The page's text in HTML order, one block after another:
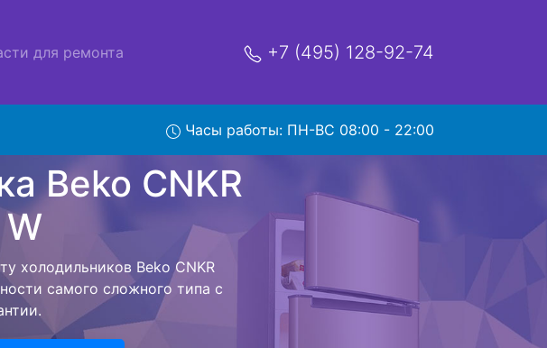
для ремонта +7 (495) 128-92-74
Часы работы: ПН-ВС 08:00 - 22:00
тратил свое время и деньги на
холодильник Beko CNKR
холодильника Beko CNKR
центра, тем самым Вам не
Перед тем как холодильная
работ и в дальнейшем
- Доставка холодильников ,
и диагностика.